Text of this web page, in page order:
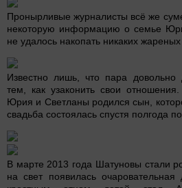
Пронырливые журналисты всё же
некоторую информацию о семье
не удалось накопать никаких
Известно лишь, что пара довольно
тем, как узаконить свои
Юрия и Светланы родился сын,
свадьба состоялась спустя полгода
В марте 2013 года Шатуновы стали
на свет появилась очаровательная